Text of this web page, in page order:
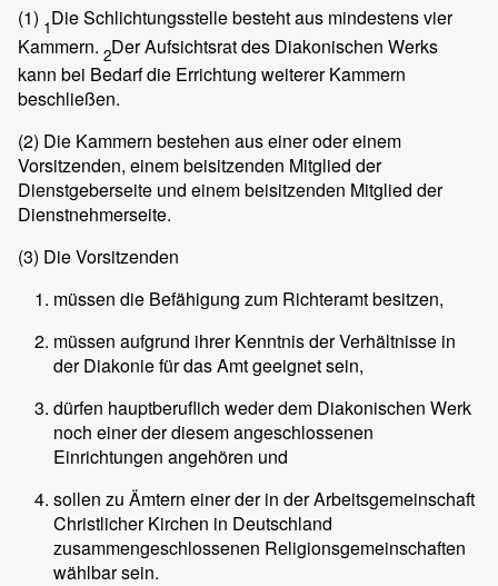
(1) 1Die Schlichtungsstelle besteht aus mindestens vier
Kammern. 2Der Aufsichtsrat des Diakonischen Werks
kann bei Bedarf die Errichtung weiterer Kammern
beschließen.
(2) Die Kammern bestehen aus einer oder einem
Vorsitzenden, einem beisitzenden Mitglied der
Dienstgeberseite und einem beisitzenden Mitglied der
Dienstnehmerseite.
(3) Die Vorsitzenden
müssen die Befähigung zum Richteramt besitzen,
müssen aufgrund ihrer Kenntnis der Verhältnisse in
der Diakonie für das Amt geeignet sein,
dürfen hauptberuflich weder dem Diakonischen Werk
noch einer der diesem angeschlossenen
Einrichtungen angehören und
sollen zu Ämtern einer der in der Arbeitsgemeinschaft
Christlicher Kirchen in Deutschland
zusammengeschlossenen Religionsgemeinschaften
wählbar sein.